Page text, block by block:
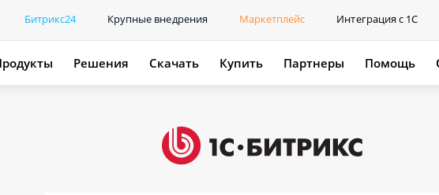
Битрикс24 Крупные внедрения Маркетплейс Интеграция с 1С
Решения Скачать Купить Партнеры Помощь